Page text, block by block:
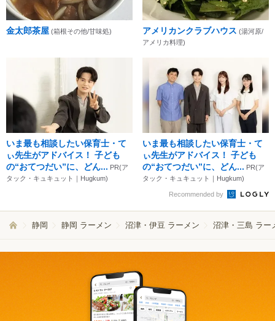
金太郎茶屋 (箱根その他/甘味処) アメリカンクラブハウス (湯河原/
アメリカ料理)
いま最も相談したい保育士・て
ぃ先生がアドバイス！ 子ども
の“おてつだい”に、どん... PR(ア
タック・キュキュット｜Hugkum)
いま最も相談したい保育士・て
ぃ先生がアドバイス！ 子ども
の“おてつだい”に、どん... PR(ア
タック・キュキュット｜Hugkum)
Recommended by
静岡 静岡 ラーメン 沼津・伊豆 ラーメン 沼津・三島 ラー